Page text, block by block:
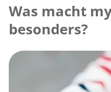
Was macht
besonders?